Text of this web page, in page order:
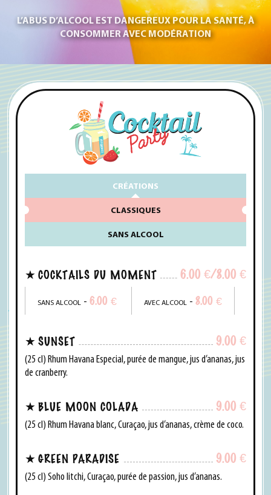
L’ABUS D’ALCOOL EST DANGEREUX POUR LA SANTÉ, À
CONSOMMER AVEC MODÉRATION
CRÉATIONS
CLASSIQUES
SANS ALCOOL
6.00 €/8.00 €
COCKTAILS DU MOMENT
SANS ALCOOL - 6.00 € AVEC ALCOOL - 8.00 €
9.00 €
SUNSET
(25 cl) Rhum Havana Especial, purée de mangue, jus d’ananas, jus
de cranberry.
9.00 €
BLUE MOON COLADA
(25 cl) Rhum Havana blanc, Curaçao, jus d’ananas, crème de coco.
9.00 €
GREEN PARADISE
(25 cl) Soho litchi, Curaçao, purée de passion, jus d’ananas.